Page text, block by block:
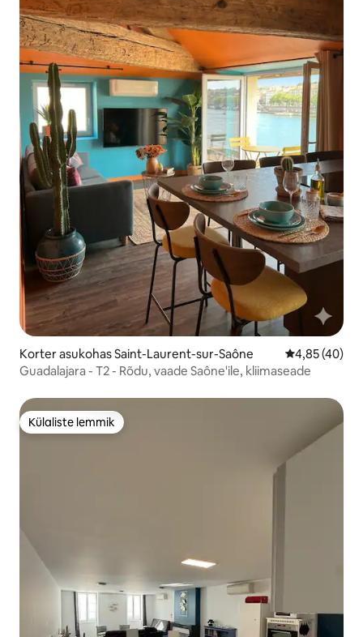
Korter asukohas Saint-Laurent-sur-Saône Keskmine
4,85 (40)
Guadalajara - T2 - Rõdu, vaade Saône'ile, kliimaseade
Külaliste lemmik
Külaliste lemmik